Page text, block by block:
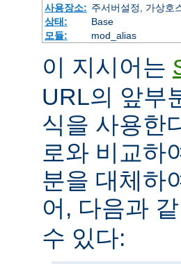
사용장소: 주서버설정, 가상호
상태:
Base
모듈:
mod_alias
이 지시어는
URL의 앞부
식을 사용한
로와 비교하
분을 대체하
어, 다음과
수 있다: